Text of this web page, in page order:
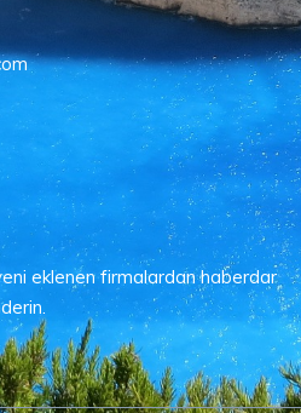
eklenen firmalardan haberdar